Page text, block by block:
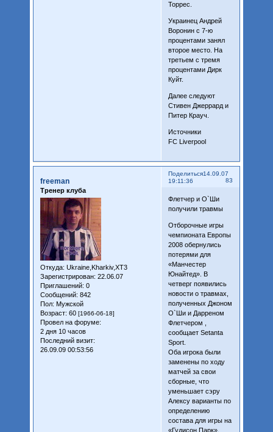
Торрес.
Украинец Андрей
Воронин с 7-ю
процентами занял
второе место. На
третьем с тремя
процентами Дирк
Куйт.
Далее следуют
Стивен Джеррард и
Питер Крауч.
Источники
FC Liverpool
Поделиться
83
14.09.07
19:11:36
freeman
Тренер клуба
Откуда: Ukraine,Kharkiv,XT3
Зарегистрирован: 22.06.07
Приглашений: 0
Сообщений: 842
Пол: Мужской
Возраст: 60 [1966-06-18]
Провел на форуме:
2 дня 10 часов
Последний визит:
26.09.09 00:53:56
Флетчер и O`Ши
получили травмы
Отборочные игры
чемпионата Европы
2008 обернулись
потерями для
«Манчестер
Юнайтед». В
четверг появились
новости о травмах,
полученных Джоном
О`Ши и Дарреном
Флетчером ,
сообщает Setanta
Sport.
Оба игрока были
заменены по ходу
матчей за свои
сборные, что
уменьшает сэру
Алексу варианты по
определению
состава для игры на
«Гудисон Парк».